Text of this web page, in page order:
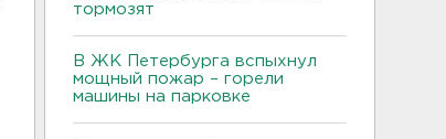
тормозят
В ЖК Петербурга вспыхнул
мощный пожар – горели
машины на парковке